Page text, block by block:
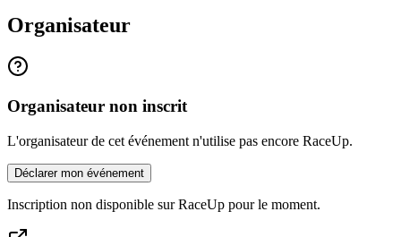
Organisateur
Organisateur non inscrit
L'organisateur de cet événement n'utilise pas encore RaceUp.
Déclarer mon événement
Inscription non disponible sur RaceUp pour le moment.